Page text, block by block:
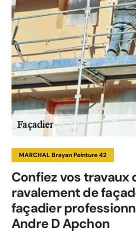
MARCHAL Brayan Peinture 42
Confiez vos travaux
ravalement de
façadier
Andre D Apchon